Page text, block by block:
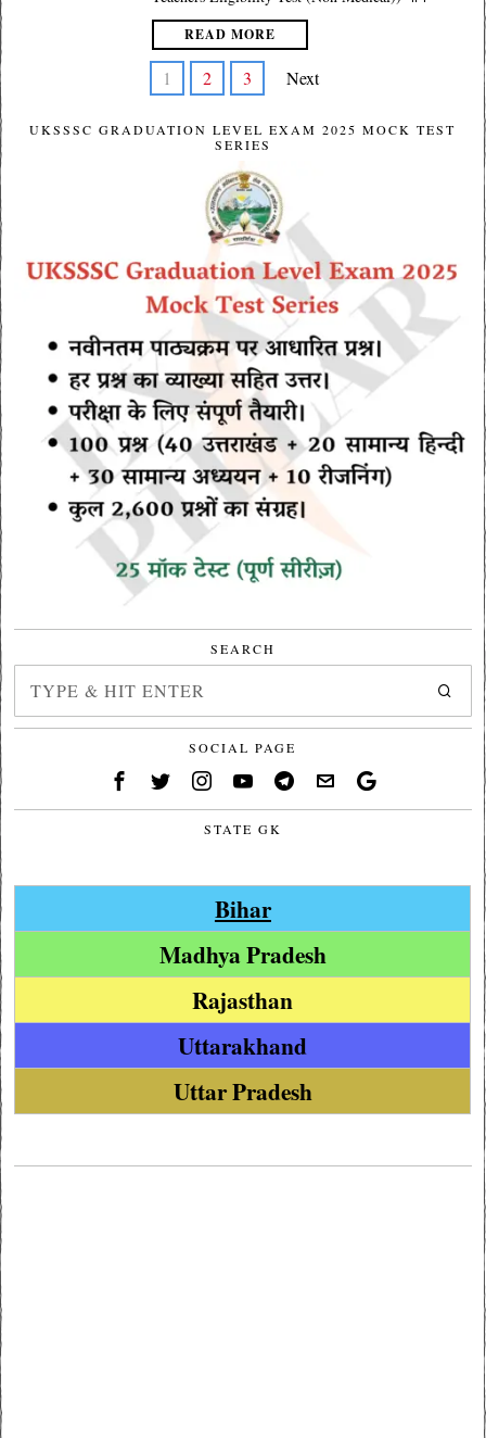
READ MORE
1 2 3 Next
UKSSSC GRADUATION LEVEL EXAM 2025 MOCK TEST
SERIES
SEARCH
SOCIAL PAGE
STATE GK
Bihar
Madhya Pradesh
Rajasthan
Uttarakhand
Uttar Pradesh